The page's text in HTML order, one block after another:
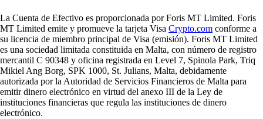
La Cuenta de Efectivo es proporcionada por Foris MT Limited. Foris
MT Limited emite y promueve la tarjeta Visa Crypto.com conforme a
su licencia de miembro principal de Visa (emisión). Foris MT Limited
es una sociedad limitada constituida en Malta, con número de registro
mercantil C 90348 y oficina registrada en Level 7, Spinola Park, Triq
Mikiel Ang Borg, SPK 1000, St. Julians, Malta, debidamente
autorizada por la Autoridad de Servicios Financieros de Malta para
emitir dinero electrónico en virtud del anexo III de la Ley de
instituciones financieras que regula las instituciones de dinero
electrónico.